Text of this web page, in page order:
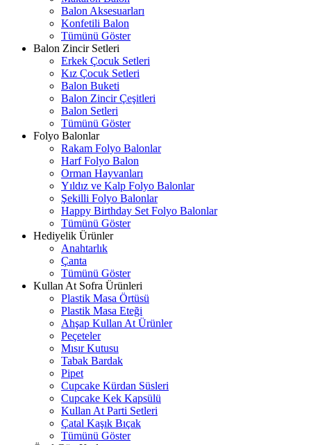
Balon Aksesuarları
Konfetili Balon
Tümünü Göster
Balon Zincir Setleri
Erkek Çocuk Setleri
Kız Çocuk Setleri
Balon Buketi
Balon Zincir Çeşitleri
Balon Setleri
Tümünü Göster
Folyo Balonlar
Rakam Folyo Balonlar
Harf Folyo Balon
Orman Hayvanları
Yıldız ve Kalp Folyo Balonlar
Şekilli Folyo Balonlar
Happy Birthday Set Folyo Balonlar
Tümünü Göster
Hediyelik Ürünler
Anahtarlık
Çanta
Tümünü Göster
Kullan At Sofra Ürünleri
Plastik Masa Örtüsü
Plastik Masa Eteği
Ahşap Kullan At Ürünler
Peçeteler
Mısır Kutusu
Tabak Bardak
Pipet
Cupcake Kürdan Süsleri
Cupcake Kek Kapsülü
Kullan At Parti Setleri
Çatal Kaşık Bıçak
Tümünü Göster